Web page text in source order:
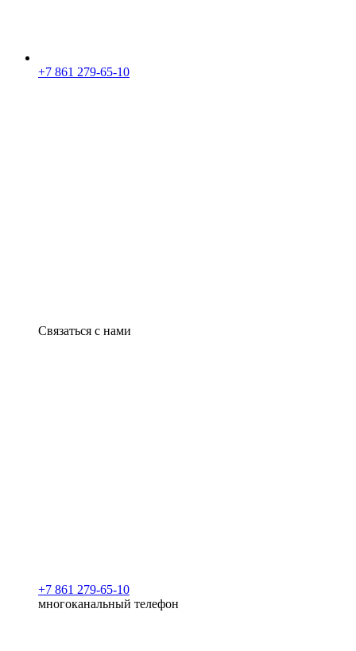
+7 861 279-65-10
Связаться с нами
+7 861 279-65-10
многоканальный телефон